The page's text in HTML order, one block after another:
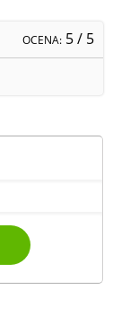
OCENA: 5/ 5